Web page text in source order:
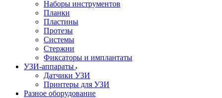
Наборы инструментов
Планки
Пластины
Протезы
Системы
Стержни
Фиксаторы и имплантаты
УЗИ-аппараты
Датчики УЗИ
Принтеры для УЗИ
Разное оборудование